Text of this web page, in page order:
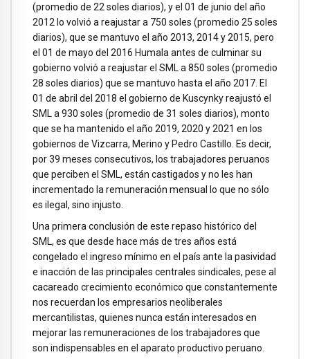
(promedio de 22 soles diarios), y el 01 de junio del año
2012 lo volvió a reajustar a 750 soles (promedio 25 soles
diarios), que se mantuvo el año 2013, 2014 y 2015, pero
el 01 de mayo del 2016 Humala antes de culminar su
gobierno volvió a reajustar el SML a 850 soles (promedio
28 soles diarios) que se mantuvo hasta el año 2017. El
01 de abril del 2018 el gobierno de Kuscynky reajustó el
SML a 930 soles (promedio de 31 soles diarios), monto
que se ha mantenido el año 2019, 2020 y 2021 en los
gobiernos de Vizcarra, Merino y Pedro Castillo. Es decir,
por 39 meses consecutivos, los trabajadores peruanos
que perciben el SML, están castigados y no les han
incrementado la remuneración mensual lo que no sólo
es ilegal, sino injusto.
Una primera conclusión de este repaso histórico del
SML, es que desde hace más de tres años está
congelado el ingreso mínimo en el país ante la pasividad
e inacción de las principales centrales sindicales, pese al
cacareado crecimiento económico que constantemente
nos recuerdan los empresarios neoliberales
mercantilistas, quienes nunca están interesados en
mejorar las remuneraciones de los trabajadores que
son indispensables en el aparato productivo peruano.